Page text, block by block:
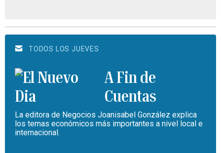
TODOS LOS JUEVES
A Fin de
Cuentas
La editora de Negocios Joanisabel González explica
los temas económicos más importantes a nivel local e
internacional.